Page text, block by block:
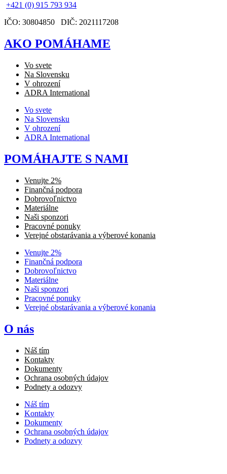
+421 (0) 915 793 934
IČO: 30804850 DIČ: 2021117208
AKO POMÁHAME
Vo svete
Na Slovensku
V ohrození
ADRA International
Vo svete
Na Slovensku
V ohrození
ADRA International
POMÁHAJTE S NAMI
Venujte 2%
Finančná podpora
Dobrovoľnictvo
Materiálne
Naši sponzori
Pracovné ponuky
Verejné obstarávania a výberové konania
Venujte 2%
Finančná podpora
Dobrovoľnictvo
Materiálne
Naši sponzori
Pracovné ponuky
Verejné obstarávania a výberové konania
O nás
Náš tím
Kontakty
Dokumenty
Ochrana osobných údajov
Podnety a odozvy
Náš tím
Kontakty
Dokumenty
Ochrana osobných údajov
Podnety a odozvy